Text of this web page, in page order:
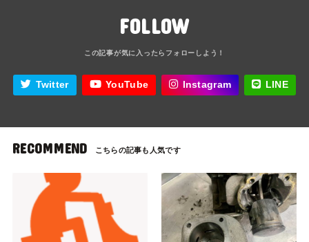
FOLLOW
Twitter YouTube Instagram LINE
RECOMMEND